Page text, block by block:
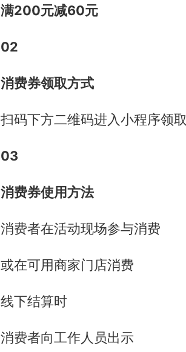
满200元减60元
02
消费券领取方式
扫码下方二维码进入小程序领取
03
消费券使用方法
消费者在活动现场参与消费
或在可用商家门店消费
线下结算时
消费者向工作人员出示